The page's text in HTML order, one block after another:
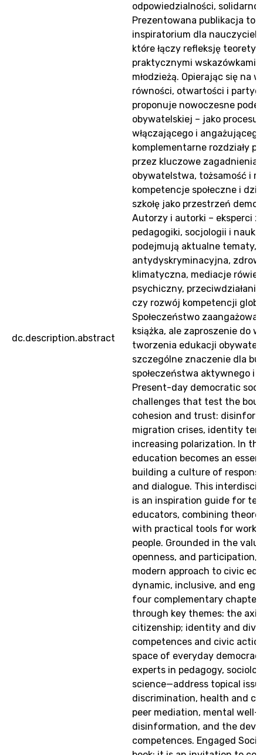
dc.description.abstract
odpowiedzialności,
Prezentowana publikacja to
inspiratorium dla nauczycieli
które łączy refleksję
praktycznymi wskazówkami
młodzieżą. Opierając się na
równości, otwartości i
proponuje nowoczesne
obywatelskiej – jako procesu
włączającego i
komplementarne rozdziały
przez kluczowe zagadnienia:
obywatelstwa, tożsamość i
kompetencje społeczne i
szkołę jako przestrzeń
Autorzy i autorki – eksperci z
pedagogiki, socjologii i nauk
podejmują aktualne tematy,
antydyskryminacyjna,
klimatyczna, mediacje
psychiczny,
czy rozwój kompetencji
Społeczeństwo
książka, ale zaproszenie do
tworzenia edukacji
szczególne znaczenie dla
społeczeństwa aktywnego i
Present-day democratic
challenges that test the
cohesion and trust:
migration crises, identity
increasing polarization. In
education becomes an
building a culture of
and dialogue. This
is an inspiration guide for
educators, combining
with practical tools for
people. Grounded in the
openness, and participation,
modern approach to civic
dynamic, inclusive, and
four complementary
through key themes: the
citizenship; identity and
competences and civic
space of everyday
experts in pedagogy,
science—address topical
discrimination, health and
peer mediation, mental well-
disinformation, and the
competences. Engaged